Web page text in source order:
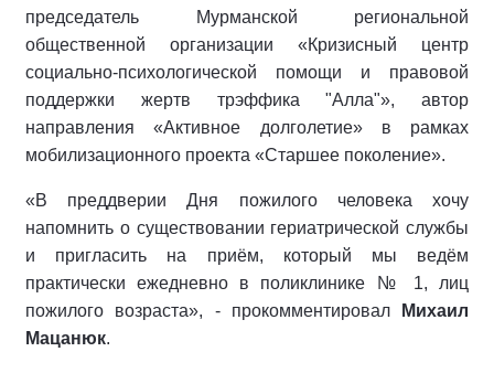
председатель Мурманской региональной
общественной организации «Кризисный центр
социально-психологической помощи и правовой
поддержки жертв трэффика "Алла"», автор
направления «Активное долголетие» в рамках
мобилизационного проекта «Старшее поколение».
«В преддверии Дня пожилого человека хочу
напомнить о существовании гериатрической службы
и пригласить на приём, который мы ведём
практически ежедневно в поликлинике № 1, лиц
пожилого возраста», - прокомментировал
Михаил
Мацанюк.